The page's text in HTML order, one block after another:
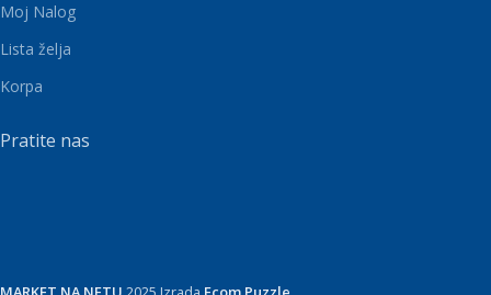
Moj Nalog
Lista želja
Korpa
Pratite nas